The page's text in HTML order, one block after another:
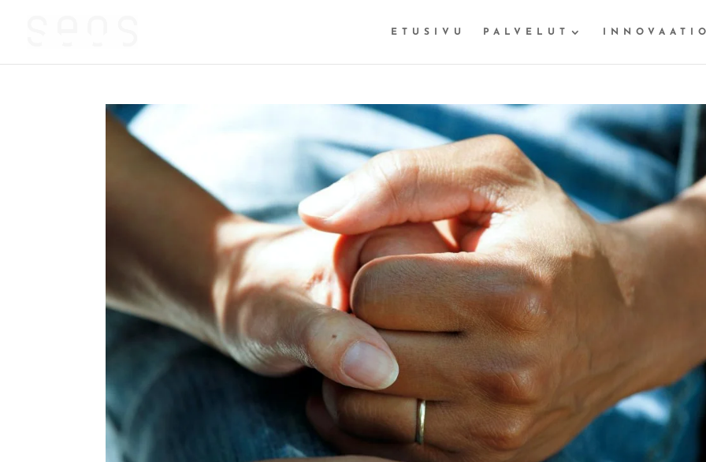
ETUSIVU PALVELUT